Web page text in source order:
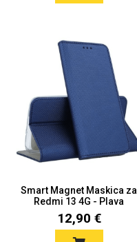
Smart Magnet Maskica za
Redmi 13 4G - Plava
12,90 €
Quotes Collection
Zodiac